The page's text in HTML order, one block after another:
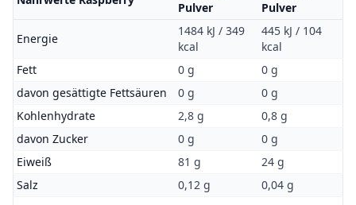
Pulver
Pulver
Energie
1484 kJ / 349
kcal
445 kJ / 104
kcal
Fett
0 g
0 g
davon gesättigte Fettsäuren
0 g
0 g
Kohlenhydrate
2,8 g
0,8 g
davon Zucker
0 g
0 g
Eiweiß
81 g
24 g
Salz
0,12 g 0,04 g